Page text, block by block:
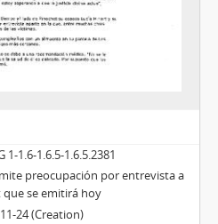
1-1.6-1.6.5-1.6.5.2381
preocupación por entrevista a
que se emitirá hoy
24 (Creation)